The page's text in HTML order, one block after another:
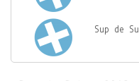
Sup de